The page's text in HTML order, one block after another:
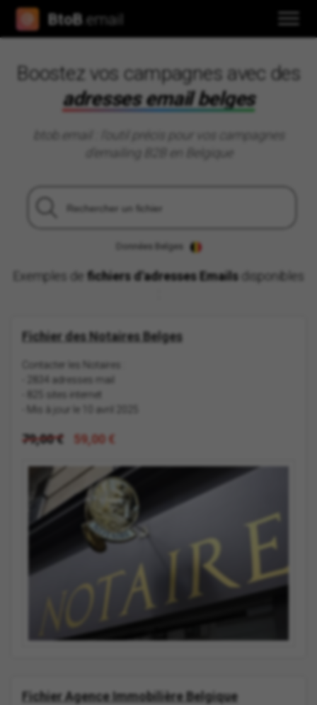
BtoB .email
Boostez vos campagnes avec des
adresses email belges
Données Belges
Exemples de fichiers d'adresses Emails disponibles
Fichier des Notaires Belges
Contacter les Notaires :
- 2834 adresses mail
- 825 sites internet
- Mis à jour le 10 avril 2025
79,00 € 59,00 €
Fichier Agence Immobilière Belgique